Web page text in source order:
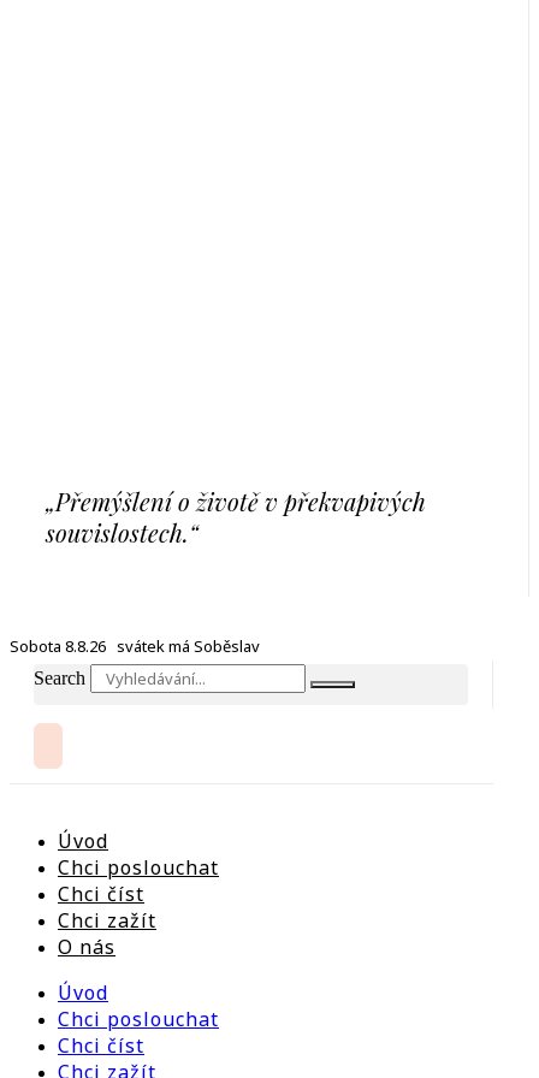
„Přemýšlení o životě v překvapivých
souvislostech.“
Sobota 8.8.26 svátek má Soběslav
Search
Úvod
Chci poslouchat
Chci číst
Chci zažít
O nás
Úvod
Chci poslouchat
Chci číst
Chci zažít